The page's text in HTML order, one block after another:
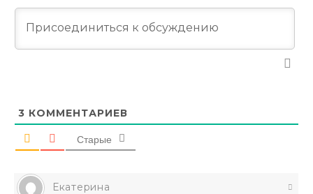
3 КОММЕНТАРИЕВ
Старые
Екатерина